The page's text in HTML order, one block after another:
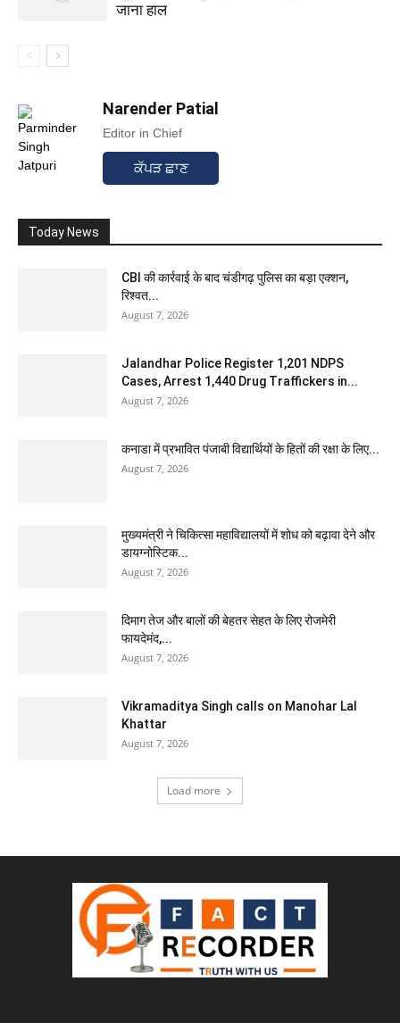
जाना हाल
Narender Patial
Editor in Chief
ਕੱਪੜ ਛਾਣ
Today News
CBI की कार्रवाई के बाद चंडीगढ़ पुलिस का बड़ा एक्शन,
रिश्वत...
August 7, 2026
Jalandhar Police Register 1,201 NDPS
Cases, Arrest 1,440 Drug Traffickers in...
August 7, 2026
कनाडा में प्रभावित पंजाबी विद्यार्थियों के हितों की रक्षा के लिए...
August 7, 2026
मुख्यमंत्री ने चिकित्सा महाविद्यालयों में शोध को बढ़ावा देने और
डायग्नोस्टिक...
August 7, 2026
दिमाग तेज और बालों की बेहतर सेहत के लिए रोजमेरी
फायदेमंद,...
August 7, 2026
Vikramaditya Singh calls on Manohar Lal
Khattar
August 7, 2026
Load more